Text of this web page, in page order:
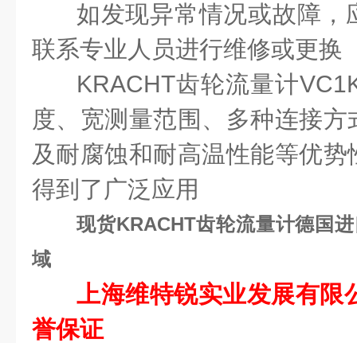
如发现异常情况或故障，
联系专业人员进行维修或更换
KRACHT齿轮流量计
度、宽测量范围、多种连接
及耐腐蚀和耐高温性能等优
得到了广泛应用
现货KRACHT齿轮流量计德国
域
上海维特锐实业发展有限
誉保证